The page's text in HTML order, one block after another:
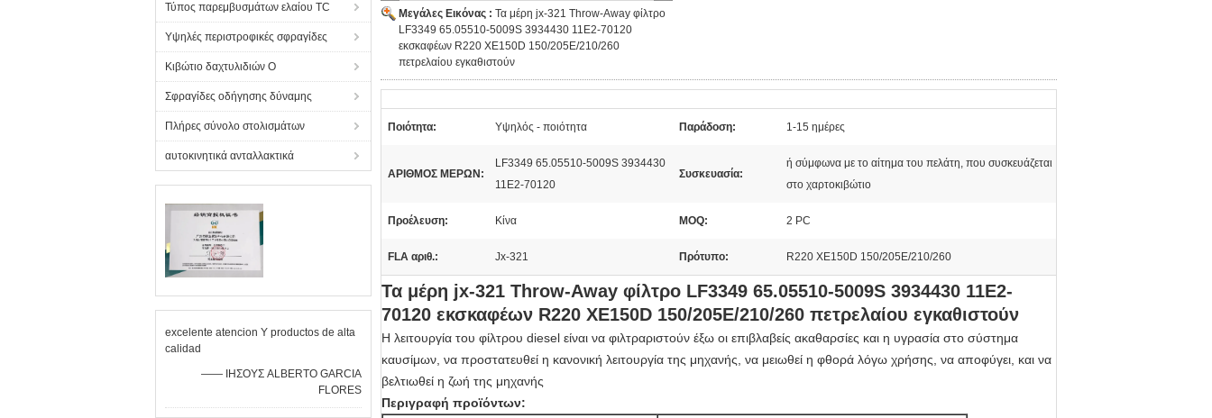
Τύπος παρεμβυσμάτων ελαίου TC
Υψηλές περιστροφικές σφραγίδες
Κιβώτιο δαχτυλιδιών Ο
Σφραγίδες οδήγησης δύναμης
Πλήρες σύνολο στολισμάτων
αυτοκινητικά ανταλλακτικά
excelente atencion Υ productos de alta
calidad
—— ΙΗΣΟΥΣ ALBERTO GARCIA
FLORES
Μεγάλες Εικόνας : Τα μέρη jx-321 Throw-Away φίλτρο
LF3349 65.05510-5009S 3934430 11E2-70120
εκσκαφέων R220 XE150D 150/205E/210/260
πετρελαίου εγκαθιστούν
Ποιότητα: Υψηλός - ποιότητα Παράδοση: 1-15 ημέρες
ΑΡΙΘΜΟΣ ΜΕΡΩΝ:
LF3349 65.05510-5009S 3934430
11E2-70120
Συσκευασία:
ή σύμφωνα με το αίτημα του πελάτη, που συσκευάζεται
στο χαρτοκιβώτιο
Προέλευση: Κίνα MOQ: 2 PC
FLA αριθ.: Jx-321 Πρότυπο: R220 XE150D 150/205E/210/260
Τα μέρη jx-321 Throw-Away φίλτρο LF3349 65.05510-5009S 3934430 11E2-
70120 εκσκαφέων R220 XE150D 150/205E/210/260 πετρελαίου εγκαθιστούν
Η λειτουργία του φίλτρου diesel είναι να φιλτραριστούν έξω οι επιβλαβείς ακαθαρσίες και η υγρασία στο σύστημα
καυσίμων, να προστατευθεί η κανονική λειτουργία της μηχανής, να μειωθεί η φθορά λόγω χρήσης, να αποφύγει, και να
βελτιωθεί η ζωή της μηχανής
Περιγραφή προϊόντων: